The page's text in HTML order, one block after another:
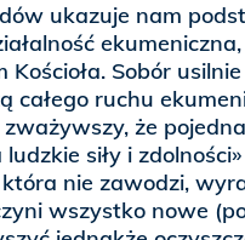
ukazuje nam
Sobór
całego ruchu
zważywszy, że
siły i
nie zawodzi,
wszystko nowe